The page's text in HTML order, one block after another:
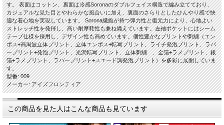
す。 表面はコットン、裏面は冷感Soronaのダブルフェイス構造で編み立てており、
カジュアルな見た目とやわらかな風合いに加え、裏面のさらりとしたひんやり感で快
適な着心地を実現しています。 Sorona繊維が持つ弾力性と復元力により、心地よい
ストレッチ性を発揮し、高い耐摩耗性も兼ね備えています。左袖ポケットにはシーム
テープ仕様を採用し、デザイン性も高めています。個性豊かなプリントや刺繍（エン
ボス+高周波立体プリント、立体エンボス+転写プリント、ライチ発泡プリント、ラバ
ープリント+発泡プリント、光沢転写プリント、立体刺繍 、金箔+ラメプリント、銀
箔+ラメプリント、ラバープリント+スエード調発泡プリント）を多彩に展開していま
す。
型番: 009
メーカー: アイズフロンティア
この商品を見た人はこんな商品も見ています